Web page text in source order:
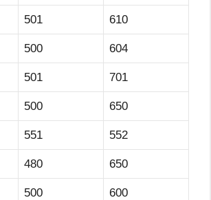
501 610
500 604
501 701
500 650
551 552
480 650
500 600